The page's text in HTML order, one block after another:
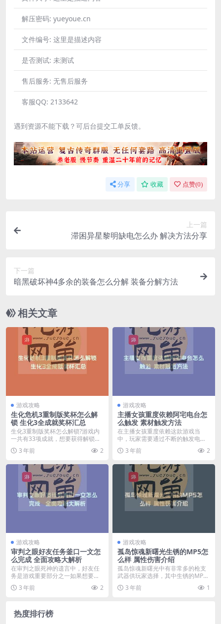
解压密码: yueyoue.cn
文件编号: 这里是描述内容
是否测试: 未测试
售后服务: 无售后服务
客服QQ: 2133642
遇到资源不能下载？可后台提交工单反馈。
分享 收藏 点赞(0)
上一篇
滞困异星黎明缺电怎么办 解决方法分享
下一篇
暗黑破坏神4多余的装备怎么分解 装备分解方法
相关文章
游戏攻略
生化危机3重制版奖杯怎么解
锁 生化3全成就奖杯汇总
生化3重制版奖杯怎么解锁?游戏内
一共有33项成就，想要获得解锁所
有的成就必须要完...
3 年前 2
游戏攻略
主播女孩重度依赖阿宅电台怎
么触发 素材触发方法
在主播女孩重度依赖这款游戏当
中，玩家需要通过不断的触发电
台、直播获取人气与素材，...
3 年前 2
游戏攻略
审判之眼好友任务釜口一文怎
么完成 全面攻略大解析
在审判之眼死神的遗言中，好友任
务是游戏重要部分之一如果想要某
位游戏角色成为自己亲...
3 年前 2
游戏攻略
孤岛惊魂新曙光生锈的MP5怎
么样 属性伤害介绍
孤岛惊魂新曙光中有非常多的枪支
武器供玩家选择，其中生锈的MP5
虽老旧但仍充满力量...
3 年前 1
热度排行榜